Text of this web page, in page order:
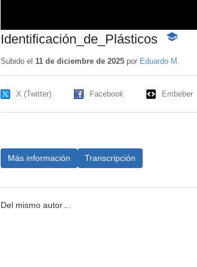
Identificación_de_Plásticos
-
educativo
Subido el 11 de diciembre de 2025por Eduardo M.
X (Twitter) Facebook Embeber
Más información Transcripción
Del mismo autor…